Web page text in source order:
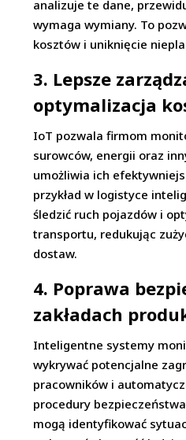
analizuje te dane,
wymaga wymiany. To
kosztów i uniknięcie
3. Lepsze
optymalizacja
IoT pozwala firmom
surowców, energii oraz
umożliwia ich
przykład w logistyce
śledzić ruch pojazdów i
transportu, redukując
dostaw.
4. Poprawa
zakładach
Inteligentne systemy
wykrywać potencjalne
pracowników i
procedury
mogą identyfikować